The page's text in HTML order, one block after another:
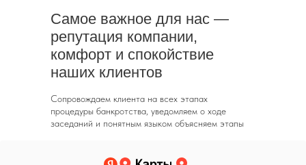
Самое важное для нас —
репутация компании,
комфорт и спокойствие
наших клиентов
Сопровождаем клиента на всех этапах
процедуры банкротства, уведомляем о ходе
заседаний и понятным языком объясняем этапы